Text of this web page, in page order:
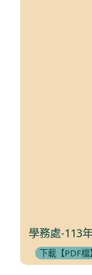
學務處-113
下載【PDF檔】